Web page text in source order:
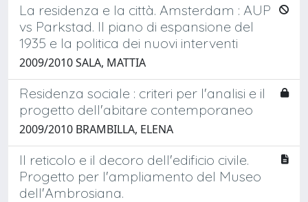
La residenza e la città. Amsterdam : AUP
vs Parkstad. Il piano di espansione del
1935 e la politica dei nuovi interventi
2009/2010 SALA, MATTIA
Residenza sociale : criteri per l'analisi e il
progetto dell'abitare contemporaneo
2009/2010 BRAMBILLA, ELENA
Il reticolo e il decoro dell'edificio civile.
Progetto per l'ampliamento del Museo
dell'Ambrosiana.